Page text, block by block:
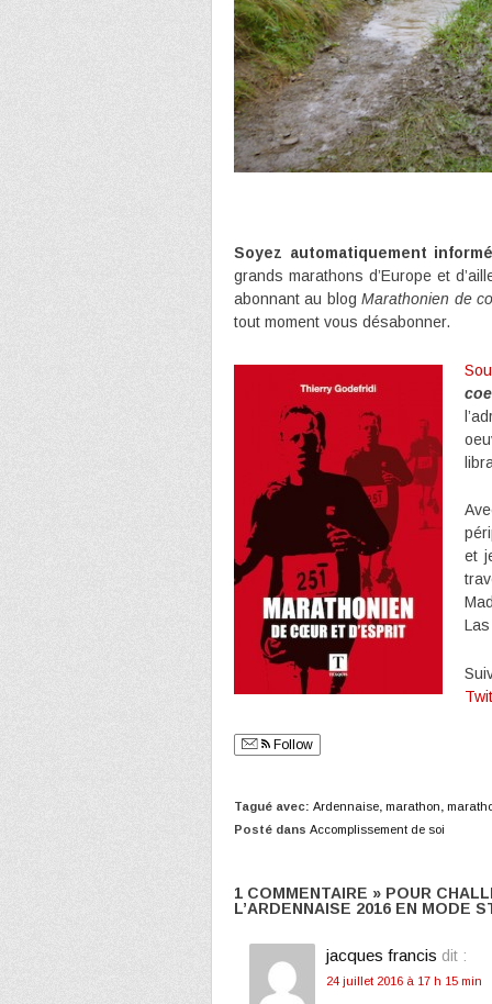
Soyez automatiquement
grands marathons d’Europe et
abonnant au blogMarathonien de
tout moment vous désabonner.
et
Follow
Tagué avec: Ardennaise marathon
Posté dans Accomplissement de soi
1 COMMENTAIRE » POUR
L’ARDENNAISE 2016 EN MODE
jacques francis dit :
24 juillet 2016 à 17 h 15 min